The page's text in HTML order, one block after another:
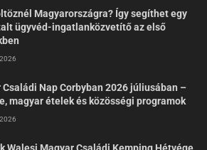
Magyarországra? Így segíthet egy
ügyvéd-ingatlanközvetítő az első
Családi Nap Corbyban 2026 júliusában –
magyar ételek és közösségi programok